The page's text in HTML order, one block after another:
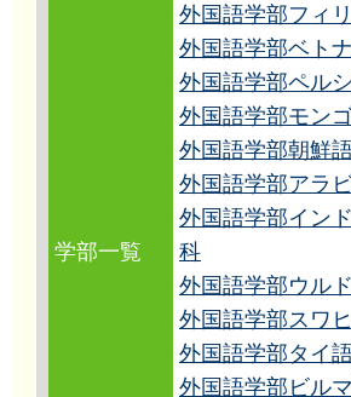
学部一覧
外国語学部フィ
外国語学部ベト
外国語学部ペル
外国語学部モン
外国語学部朝鮮
外国語学部アラ
外国語学部イン
科
外国語学部ウル
外国語学部スワ
外国語学部タイ
外国語学部ビル